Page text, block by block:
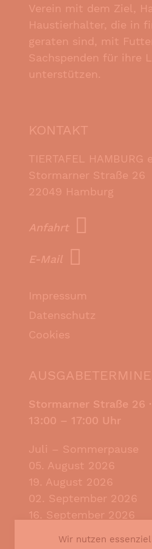
Wir nutzen
Verein mit dem Ziel,
Haustierhalter, die in
geraten sind, mit
Sachspenden für ihre
unterstützen.
KONTAKT
TIERTAFEL HAMBURG
Stormarner Straße 26
22049 Hamburg
Anfahrt
E-Mail
Impressum
Datenschutz
Cookies
AUSGABETERMINE
Stormarner Straße 26 ·
13:00 – 17:00 Uhr
Juli – Sommerpause
05. August 2026
19. August 2026
02. September 2026
16. September 2026